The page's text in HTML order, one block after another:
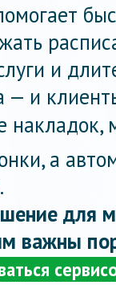
и
— и
а
для
важны